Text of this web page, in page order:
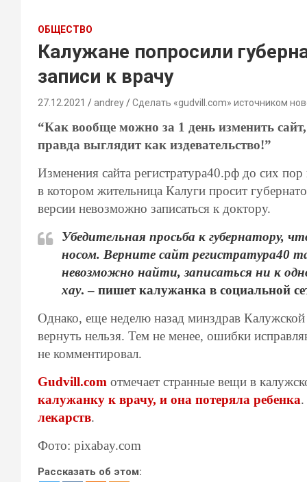
ОБЩЕСТВО
Калужане попросили
записи к врачу
27.12.2021 andrey Сделать «gudvill.com» источником
“Как вообще можно за 1 день изменить
правда выглядит как издевательство!”
Изменения сайта регистратура40.рф до сих
в котором жительница Калуги просит
версии невозможно записаться к доктору.
Убедительная просьба к губернатору,
носом. Верните сайт регистратура40
невозможно найти, записаться ни к
хау. – пишет калужанка в социальной
Однако, еще неделю назад минздрав
вернуть нельзя. Тем не менее, ошибки
не комментировал.
Gudvill.com отмечает странные вещи в
калужанку к врачу, и она потеряла ребенка
лекарств.
Фото: pixabay.com
Рассказать об этом: